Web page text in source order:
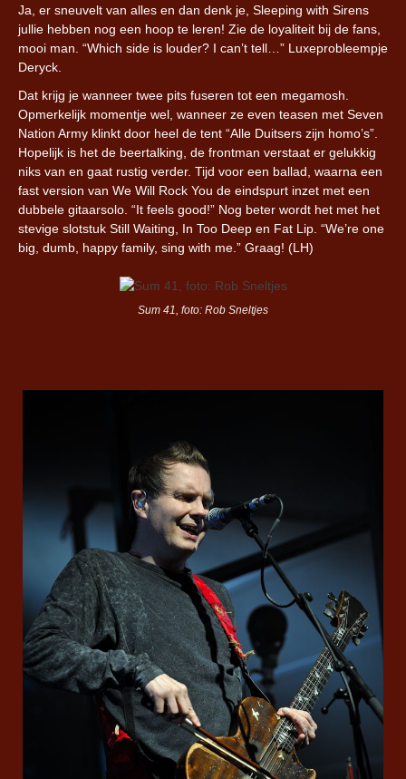
Ja, er sneuvelt van alles en dan denk je, Sleeping with Sirens
jullie hebben nog een hoop te leren! Zie de loyaliteit bij de fans,
mooi man. “Which side is louder? I can’t tell…” Luxeprobleempje
Deryck.
Dat krijg je wanneer twee pits fuseren tot een megamosh.
Opmerkelijk momentje wel, wanneer ze even teasen met Seven
Nation Army klinkt door heel de tent “Alle Duitsers zijn homo’s”.
Hopelijk is het de beertalking, de frontman verstaat er gelukkig
niks van en gaat rustig verder. Tijd voor een ballad, waarna een
fast version van We Will Rock You de eindspurt inzet met een
dubbele gitaarsolo. “It feels good!” Nog beter wordt het met het
stevige slotstuk Still Waiting, In Too Deep en Fat Lip. “We’re one
big, dumb, happy family, sing with me.” Graag! (LH)
Sum 41, foto: Rob Sneltjes